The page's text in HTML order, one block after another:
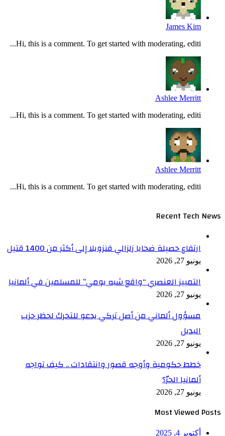
James Kim
Hi, this is a comment. To get started with moderating, editi...
Ashlee Merritt
Hi, this is a comment. To get started with moderating, editi...
Ashlee Merritt
Hi, this is a comment. To get started with moderating, editi...
Recent Tech News
ارتفاع حصيلة ضحايا زلزالي فنزويلا إلى أكثر من 1400 قتيل
يونيو 27, 2026
التمييز العنصري “واقع شبه يومي” للمسلمين في ألمانيا
يونيو 27, 2026
مسؤول ألماني من أصل تركي يدعو للتحرك لحظر حزب
البديل
يونيو 27, 2026
خطط حكومية وأوجه قصور وانتقادات .. كيف تواجه
ألمانيا الحرّ؟
يونيو 27, 2026
Most Viewed Posts
أكتوبر 4, 2025